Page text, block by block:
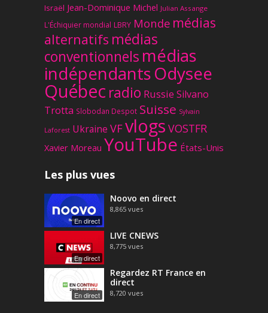
Israël Jean-Dominique Michel Julian Assange
L'Échiquier mondial LBRY Monde médias
alternatifs médias
conventionnels médias
indépendantsOdysee
Québec radio Russie Silvano
Trotta Slobodan Despot Suisse Sylvain
Laforest Ukraine VFvlogs VOSTFR
Xavier Moreau YouTube États-Unis
Les plus vues
En direct
Noovo en direct
8,865 vues
En direct
LIVE CNEWS
8,775 vues
En direct
Regardez RT France en
direct
8,720 vues